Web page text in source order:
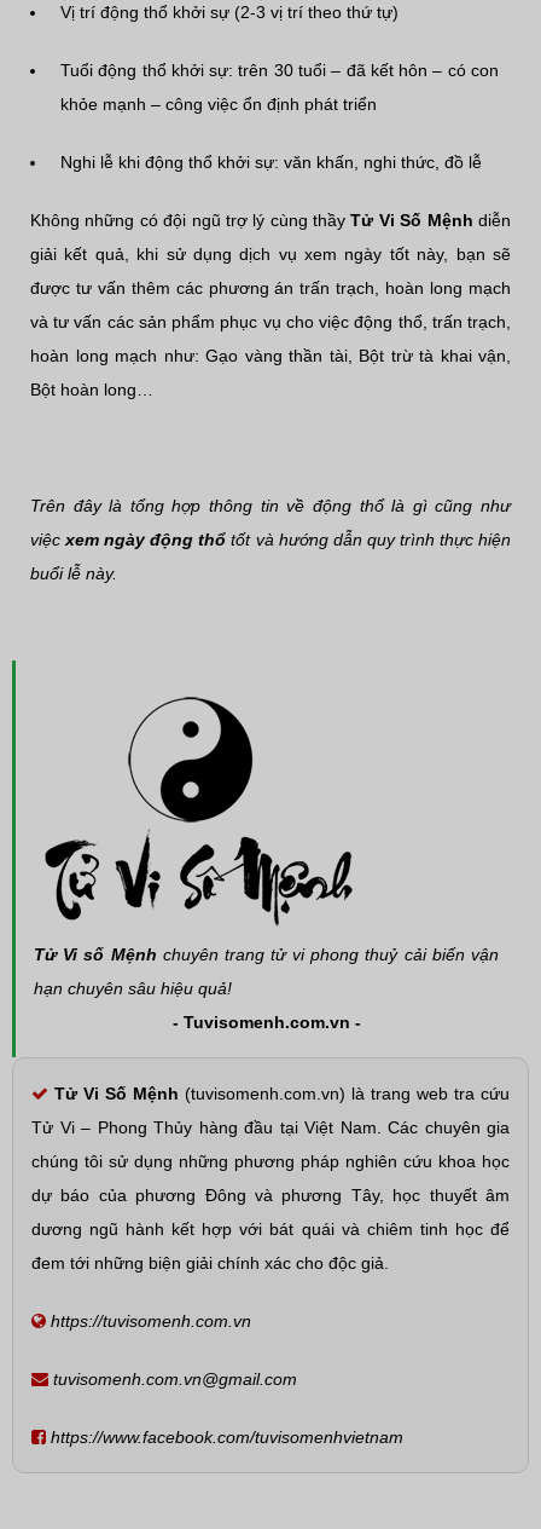
Vị trí động thổ khởi sự (2-3 vị trí theo thứ tự)
Tuổi động thổ khởi sự: trên 30 tuổi – đã kết hôn – có con
khỏe mạnh – công việc ổn định phát triển
Nghi lễ khi động thổ khởi sự: văn khấn, nghi thức, đồ lễ
Không những có đội ngũ trợ lý cùng thầyTử Vi Số Mệnh diễn
giải kết quả, khi sử dụng dịch vụ xem ngày tốt này, bạn sẽ
được tư vấn thêm các phương án trấn trạch, hoàn long mạch
và tư vấn các sản phẩm phục vụ cho việc động thổ, trấn trạch,
hoàn long mạch như: Gạo vàng thần tài, Bột trừ tà khai vận,
Bột hoàn long…
Trên đây là tổng hợp thông tin về động thổ là gì cũng như
việcxem ngày động thổ tốt và hướng dẫn quy trình thực hiện
buổi lễ này.
Tử Vi số Mệnh chuyên trang tử vi phong thuỷ cải biến vận
hạn chuyên sâu hiệu quả!
- Tuvisomenh.com.vn -
Tử Vi Số Mệnh (tuvisomenh.com.vn) là trang web tra cứu
Tử Vi – Phong Thủy hàng đầu tại Việt Nam. Các chuyên gia
chúng tôi sử dụng những phương pháp nghiên cứu khoa học
dự báo của phương Đông và phương Tây, học thuyết âm
dương ngũ hành kết hợp với bát quái và chiêm tinh học để
đem tới những biện giải chính xác cho độc giả.
https://tuvisomenh.com.vn
tuvisomenh.com.vn@gmail.com
https://www.facebook.com/tuvisomenhvietnam